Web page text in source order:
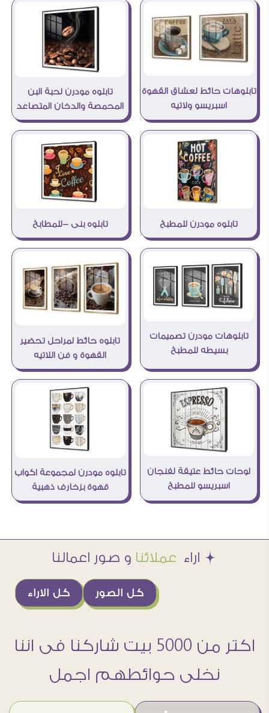
تابلوهات حائط لعشاق القهوة
اسبريسو ولاتيه
تابلوه مودرن لحبة البن
المحمصة والدخان المتصاعد
تابلوه مودرن للمطبخ تابلوه بنى -للمطابخ
تابلوهات مودرن تصميمات
بسيطه للمطبخ
تابلوه حائط لمراحل تحضير
القهوة و فن اللاتيه
لوحات حائط عتيقة لفنجان
اسبريسو للمطبخ
تابلوه مودرن لمجموعة اكواب
قهوة بزخارف ذهبية
Æ اراء عملائنا و صور اعمالنا
كل الاراء كل الصور
اكتر من 5000 بيت شاركنا فى اننا
نخلى حوائطهم اجمل